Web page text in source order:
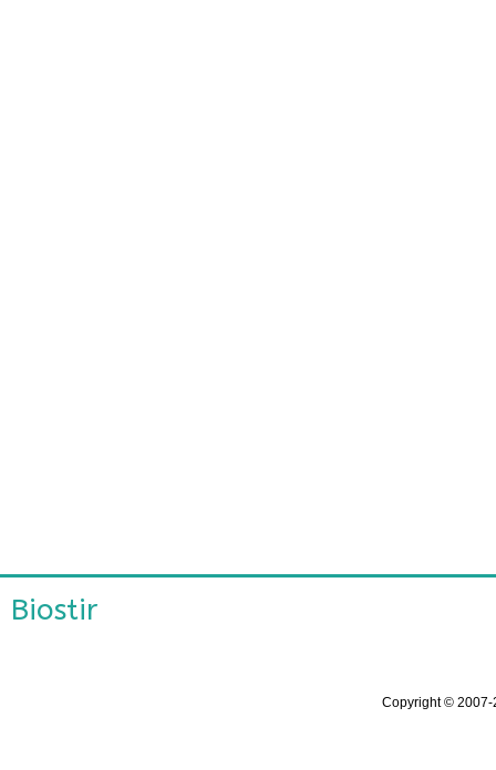
Biostir
Copyright © 2007-